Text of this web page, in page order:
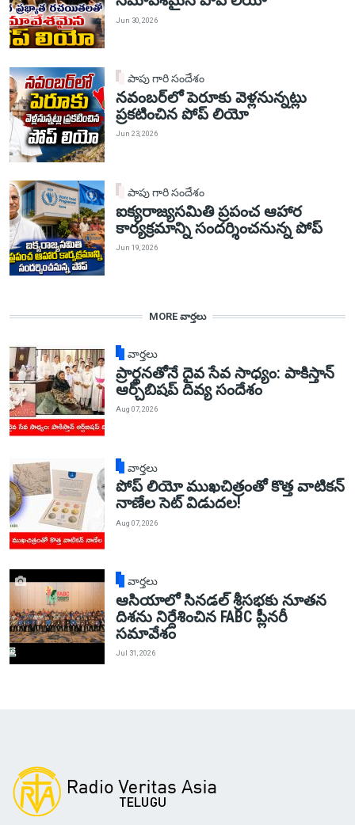
Jun 30, 2026
పాపు గారి సందేశం
నవంబర్‌లో పెరూకు వెళ్లనున్నట్లు
ప్రకటించిన పోప్ లియో
Jun 23, 2026
పాపు గారి సందేశం
ఐక్యరాజ్యసమితి ప్రపంచ ఆహార
కార్యక్రమాన్ని సందర్శించనున్న పోప్
Jun 19, 2026
MORE వార్తలు
వార్తలు
ప్రార్థనతోనే దైవ సేవ సాధ్యం: పాకిస్తాన్‌
ఆర్చ్‌బిషప్ దివ్య సందేశం
Aug 07, 2026
వార్తలు
పోప్ లియో ముఖచిత్రంతో కొత్త వాటికన్
నాణేల సెట్ విడుదల!
Aug 07, 2026
వార్తలు
ఆసియాలో సినడల్ శ్రీసభకు నూతన
దిశను నిర్దేశించిన FABC ప్లీనరీ
సమావేశం
Jul 31, 2026